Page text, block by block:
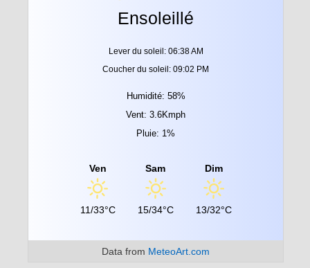
Ensoleillé
Lever du soleil: 06:38 AM
Coucher du soleil: 09:02 PM
Humidité: 58%
Vent: 3.6Kmph
Pluie: 1%
Ven
11/33°C
Sam
15/34°C
Dim
13/32°C
Data from MeteoArt.com